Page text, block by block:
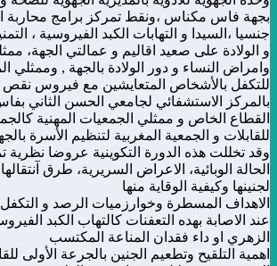
بجهة فاس مكناس ،ونقط تمركز برامج محاربة
جنسيا ،السيدا و التهابات الكبد الفيروسية ،
و الولادة على صعيد اقاليم و عمالتي الجهة،
وامراض النساء و دور الولادة بالجهة , وممثلي
للتكفل بالأشخاص المتعايشين مع فيروس نقص
بالمركز الاستشفائي لجامعي الحسن الثاني
القطاع الخاص و ممثلي الجمعيات المهنية
للقابلات و الجمعية المغربية لتنظيم الأسرة
وقد تخللت هذه الدورة التكوينية عروضا
الحالة الوبائية، الاعراض السريرية، طرق
لجنينها وكيفية الوقاية منها
الاهداف المسطرة وخوارزميات الرصد و التكفل
عند الاصابة بهده التعفنات كالتهاب الكبد
الزهري او داء فقدان المناعة المكتسب
اهمية التلقيح وتطعيم الجنين بالجرعة الأولى